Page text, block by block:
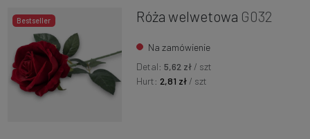
Bestseller Róża welwetowa G032
Na zamówienie
Detal: 5,62 zł / szt
Hurt:2,81 zł / szt